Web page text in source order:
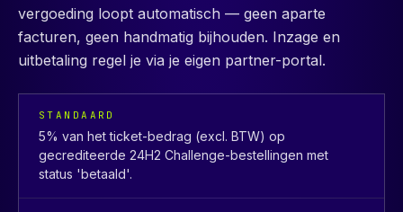
vergoeding loopt automatisch — geen aparte
facturen, geen handmatig bijhouden. Inzage en
uitbetaling regel je via je eigen partner-portal.
STANDAARD
5% van het ticket-bedrag (excl. BTW) op
gecrediteerde 24H2 Challenge-bestellingen met
status 'betaald'.